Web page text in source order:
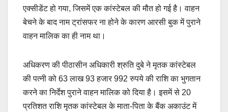
एक्सीडेंट हो गया, जिसमें एक कांस्टेबल की मौत हो गई है। वाहन
बेचने के बाद नाम ट्रांसफर ना होने के कारण आरसी बुक में पुराने
वाहन मालिक का ही नाम था।
अधिकरण की पीठासीन अधिकारी श्रुति दुबे ने मृतक कांस्टेबल
की पत्नी को 63 लाख 93 हजार 992 रुपये की राशि का भुगतान
करने का निर्देश पुराने वाहन मालिक को दिया है। इसमें से 20
प्रतिशत राशि मृतक कांस्टेबल के माता-पिता के बैंक अकाउंट में